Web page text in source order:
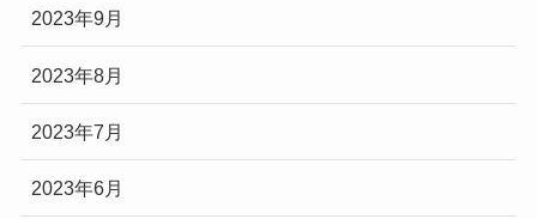
2023年9月
2023年8月
2023年7月
2023年6月